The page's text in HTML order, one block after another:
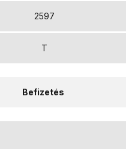
2597
T
Befizetés